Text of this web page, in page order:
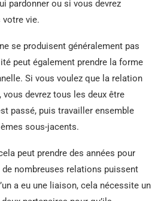
pardonner ou si vous devrez
vie.
se produisent généralement pas
peut également prendre la forme
Si vous voulez que la relation
devrez tous les deux être
passé, puis travailler ensemble
sous-jacents.
peut prendre des années pour
de nombreuses relations puissent
a eu une liaison, cela nécessite un